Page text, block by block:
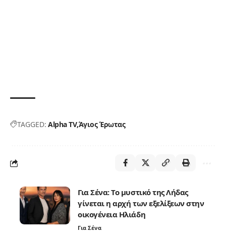
TAGGED: Alpha TVΆγιος Έρωτας
Για Σένα: Το μυστικό της Λήδας
γίνεται η αρχή των εξελίξεων στην
οικογένεια Ηλιάδη
Για Σένα